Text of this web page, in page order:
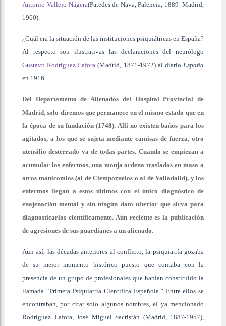
Antonio Vallejo-Nágera(Paredes de Nava, Palencia, 1889- Madrid,
1960).
¿Cuál era la situación de las instituciones psiquiátricas en España?
Al respecto son ilustrativas las declaraciones del neurólogo
Gustavo Rodríguez Lafora (Madrid, 1871-1972) al diarioEspaña
en 1916.
Del Departamento de Alienados del Hospital Provincial de
Madrid, solo diremos que permanece en el mismo estado que en
la época de su fundación (1748). Allí no existen baños para los
agitados, a los que se sujeta mediante camisas de fuerza, otro
utensilio desterrado ya de todas partes. Cuando se empiezan a
acumular los enfermos, una monja ordena traslados en masa a
otros manicomios (al de Ciempozuelos o al de Valladolid), y los
enfermos llegan a estos últimos con el único diagnóstico de
enajenación mental y sin ningún dato ulterior que sirva para
diagnosticarlos científicamente. Aún reciente es la publicación
de agresiones de sus guardianes a un alienado.
Aun así, las décadas anteriores al conflicto, la psiquiatría gozaba
de su mejor momento histórico puesto que contaba con la
presencia de un grupo de profesionales que habían constituido la
llamada “Primera Psiquiatría Científica Española.” Entre ellos se
encontraban, por citar solo algunos nombres, el ya mencionado
Rodríguez Lafora, José Miguel Sacristán (Madrid, 1887-1957),